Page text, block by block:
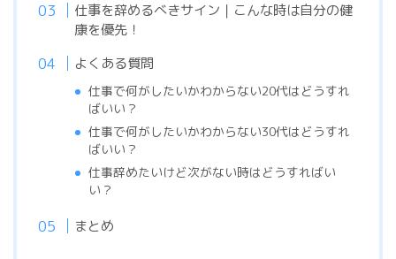
仕事を辞めるべきサイン｜こんな時は自分の健
康を優先！
よくある質問
仕事で何がしたいかわからない20代はどうすれ
ばいい？
仕事で何がしたいかわからない30代はどうすれ
ばいい？
仕事辞めたいけど次がない時はどうすればい
い？
まとめ